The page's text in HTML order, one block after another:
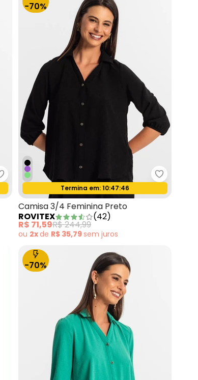
- Camisa 3/4 Feminina Roxo
-70%
Rovitex -
Oferta relâmpago
Termina em:10:47:44
Camisa 3/4 Feminina Preto
ROVITEX
(42)
R$ 71,59R$ 244,99
ou 2xde R$ 35,79sem juros
-70%